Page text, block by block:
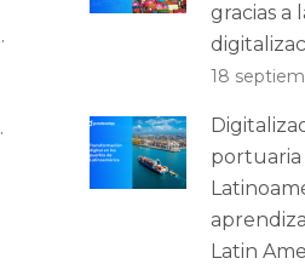
.
gracias a
18
portuaria
Latin